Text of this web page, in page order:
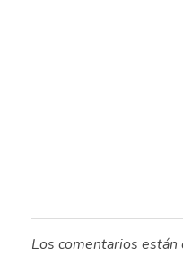
Los comentarios están